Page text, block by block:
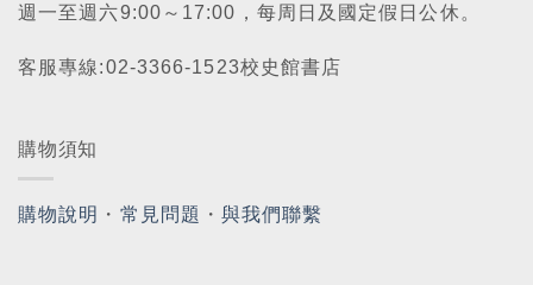
週一至週六9:00～17:00，每周日及國定假日公休。
客服專線:02-3366-1523校史館書店
購物須知
購物說明 ・ 常見問題 ・與我們聯繫